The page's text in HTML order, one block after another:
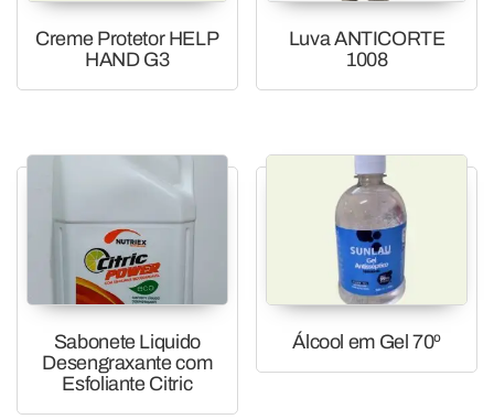
Creme Protetor HELP
HAND G3
Luva ANTICORTE
1008
Sabonete Liquido
Desengraxante com
Esfoliante Citric
Álcool em Gel 70º